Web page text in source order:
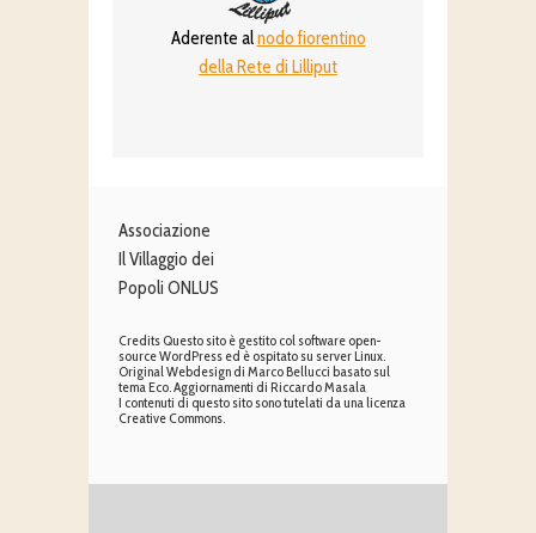
Aderente alnodo fiorentino
della Rete di Lilliput
Associazione
Il Villaggio dei
Popoli ONLUS
Credits Questo sito è gestito col software open-
source WordPress ed è ospitato su server Linux.
Original Webdesign di Marco Bellucci basato sul
tema Eco. Aggiornamenti di Riccardo Masala
I contenuti di questo sito sono tutelati da una licenza
Creative Commons.